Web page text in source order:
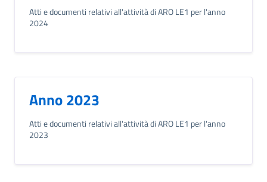
Atti e documenti relativi all'attività di ARO LE1 per l'anno
2024
Anno 2023
Atti e documenti relativi all'attività di ARO LE1 per l'anno
2023